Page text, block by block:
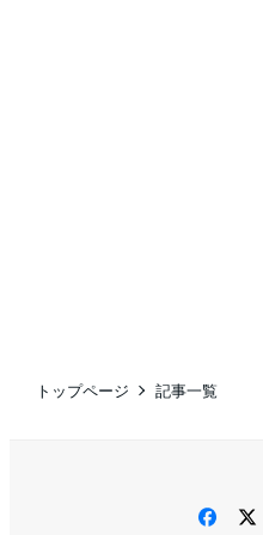
トップページ 記事一覧